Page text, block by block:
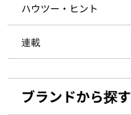
ハウツー・ヒント
連載
ブランドから探す